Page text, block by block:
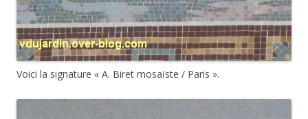
Voici la signature « A. Biret mosaïste / Paris ».